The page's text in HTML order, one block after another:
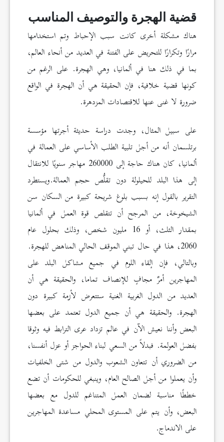
قضية الهجرة والتوصيف المناسب
هناك مشكلة أخرى كانت سبب الإحباط وتم استخدامها
مرارًا وتكرارًا للتحريض على الفتنة في العديد من أنحاء العالم،
بما في ذلك هنا في ألمانيا، وهي الهجرة. على الرغم من
كونها قضية خلافية، فإن الحقيقة هي أن الهجرة في الواقع
ضرورة لا غنى عنها للاقتصادات المزدهرة.
على سبيل المثال، وجدت دراسة حديثة أجرتها مؤسسة
برتلسمان أنه من أجل تلبية الطلب الأساسي على العمالة في
ألمانيا، كان هناك حاجة إلى 260000 مهاجر سنويًا للانتقال
إلى هذا البلد للحيلولة دون تقلُّص حجم العمالة.ويستطرد
التقرير بالقول إنه بسبب بلوغ شريحة كبيرة من السكان سن
الشيخوخة، من المرجح أن تتقلص قوة العمل في ألمانيا
بمقدار الثلث، أو 16 مليون شخص، وذلك بحلول عام
2060، هذا في حال تبني الموقف الحالي المناهض للهجرة.
وبالتالي، فإن إلقاء اللوم في جميع مشاكل البلد على
المهاجرين أمرٌ مجافٍ للإنصاف تماما، والحقيقة هي أن
العديد من الدول الغربية الغنية ستتعرض لأزمة كبيرة دون
الهجرة. والحقيقة هي أن جميع الدول تعتمد على بعضها
البعض وأننا نعيش الآن في عالم تزداد عرى الترابط فيه وثوقا
بفضل العولمة. فبدلاً من السعي لبناء الحواجز أو عزل أنفسنا،
من الضروري أن تتعاون الشعوب والدول من شتى الخلفيات
وأن يعملوا من أجل الصالح العام، وينبغي للحكومات أن تضع
خططًا مناسبة لضمان العمل المتناغم للدول مع بعضها
البعض، وأن يتم على المستوى المحلي مساعدة المهاجرين
على الاندماج.